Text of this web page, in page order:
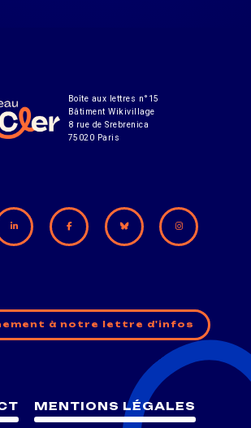
Boîte aux lettres n°15
Bâtiment Wikivillage
8 rue de Srebrenica
75020 Paris
à notre lettre d'infos
MENTIONS LÉGALES